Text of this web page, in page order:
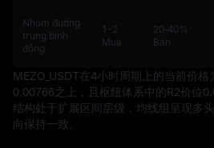
Nhóm đường
trung bình
động
1-2
Mua
20‑40%
Bán
MEZO_USDT在4小时周期上的当前价
0.00766之上，且枢纽体系中的R2价位
结构处于扩展区间层级，均线组呈现多
向保持一致。